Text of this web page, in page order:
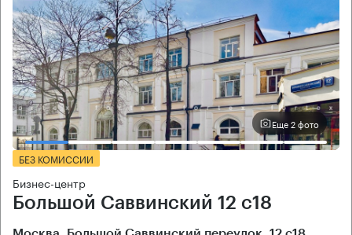
Еще 2 фото
БЕЗ КОМИССИИ
Бизнес-центр
Большой Саввинский 12 с18